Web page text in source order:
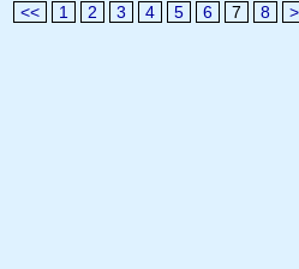
<<
1 2 3 4 5 6 7 8